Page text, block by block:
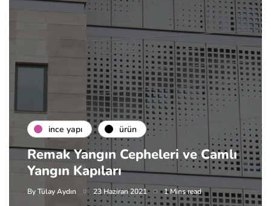
i̇nce yapı ürün
Remak Yangın Cepheleri ve Camlı
Yangın Kapıları
ByTülay Aydın 23 Haziran 2021 1 Mins read